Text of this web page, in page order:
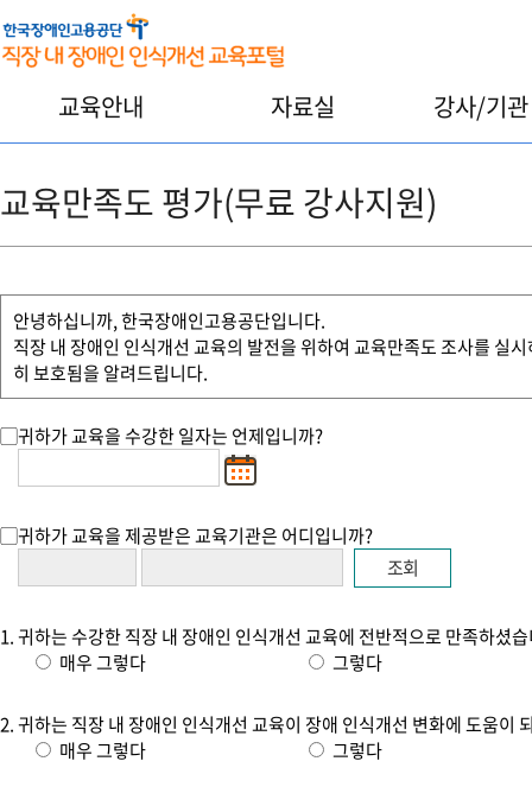
교육안내 자료실 강사/기
교육만족도 평가(무료 강사지원)
안녕하십니까, 한국장애인고용공단입니다.
직장 내 장애인 인식개선 교육의 발전을 위하여 교육만족도 조사를 실
히 보호됨을 알려드립니다.
귀하가 교육을 수강한 일자는 언제입니까?
귀하가 교육을 제공받은 교육기관은 어디입니까?
조회
귀하는 수강한 직장 내 장애인 인식개선 교육에 전반적으로 만족하셨
매우 그렇다
그렇다
귀하는 직장 내 장애인 인식개선 교육이 장애 인식개선 변화에 도움이
매우 그렇다
그렇다